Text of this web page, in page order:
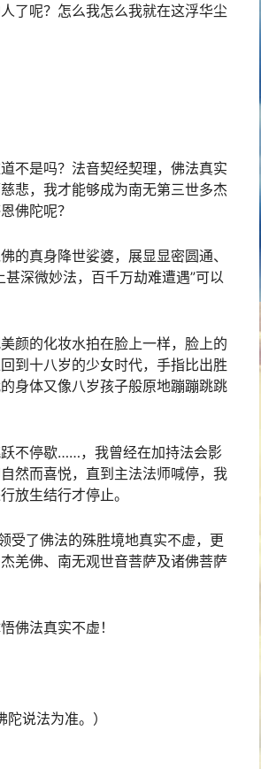
了呢？怎么我怎么我就在这浮华尘
不是吗？法音契经契理，佛法真实
悲，我才能够成为南无第三世多杰
佛陀呢？
的真身降世娑婆，展显显密圆通、
深微妙法，百千万劫难遭遇”可以
颜的化妆水拍在脸上一样，脸上的
到十八岁的少女时代，手指比出胜
身体又像八岁孩子般原地蹦蹦跳跳
不停歇……，我曾经在加持法会影
然而喜悦，直到主法法师喊停，我
放生结行才停止。
受了佛法的殊胜境地真实不虚，更
羌佛、南无观世音菩萨及诸佛菩萨
佛法真实不虚！
说法为准。）